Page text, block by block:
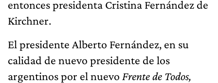
entonces presidenta Cristina Fernández de
Kirchner.
El presidente Alberto Fernández, en su
calidad de nuevo presidente de los
argentinos por el nuevo Frente de Todos,